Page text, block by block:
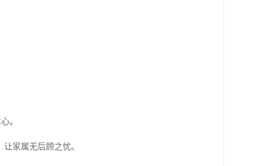
。
家属无后顾之忧。